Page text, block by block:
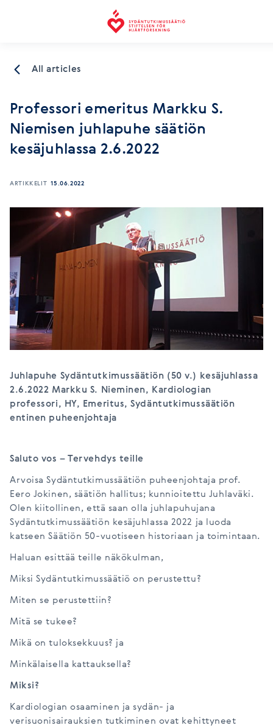
All articles
Professori emeritus Markku S.
Niemisen juhlapuhe säätiön
kesäjuhlassa 2.6.2022
ARTIKKELIT 15.06.2022
Juhlapuhe Sydäntutkimussäätiön (50 v.) kesäjuhlassa
2.6.2022 Markku S. Nieminen, Kardiologian
professori, HY, Emeritus, Sydäntutkimussäätiön
entinen puheenjohtaja
Saluto vos – Tervehdys teille
Arvoisa Sydäntutkimussäätiön puheenjohtaja prof.
Eero Jokinen, säätiön hallitus; kunnioitettu Juhlaväki.
Olen kiitollinen, että saan olla juhlapuhujana
Sydäntutkimussäätiön kesäjuhlassa 2022 ja luoda
katseen Säätiön 50-vuotiseen historiaan ja toimintaan.
Haluan esittää teille näkökulman,
Miksi Sydäntutkimussäätiö on perustettu?
Miten se perustettiin?
Mitä se tukee?
Mikä on tuloksekkuus? ja
Minkälaisella kattauksella?
Miksi?
Kardiologian osaaminen ja sydän- ja
verisuonisairauksien tutkiminen ovat kehittyneet